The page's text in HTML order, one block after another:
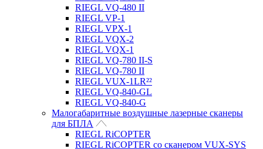
RIEGL VQ-480 II
RIEGL VP-1
RIEGL VPX-1
RIEGL VQX-2
RIEGL VQX-1
RIEGL VQ-780 II-S
RIEGL VQ-780 II
RIEGL VUX-1LR²²
RIEGL VQ-840-GL
RIEGL VQ-840-G
Малогабаритные воздушные лазерные сканеры
для БПЛА
RIEGL RiCOPTER
RIEGL RiCOPTER со сканером VUX-SYS